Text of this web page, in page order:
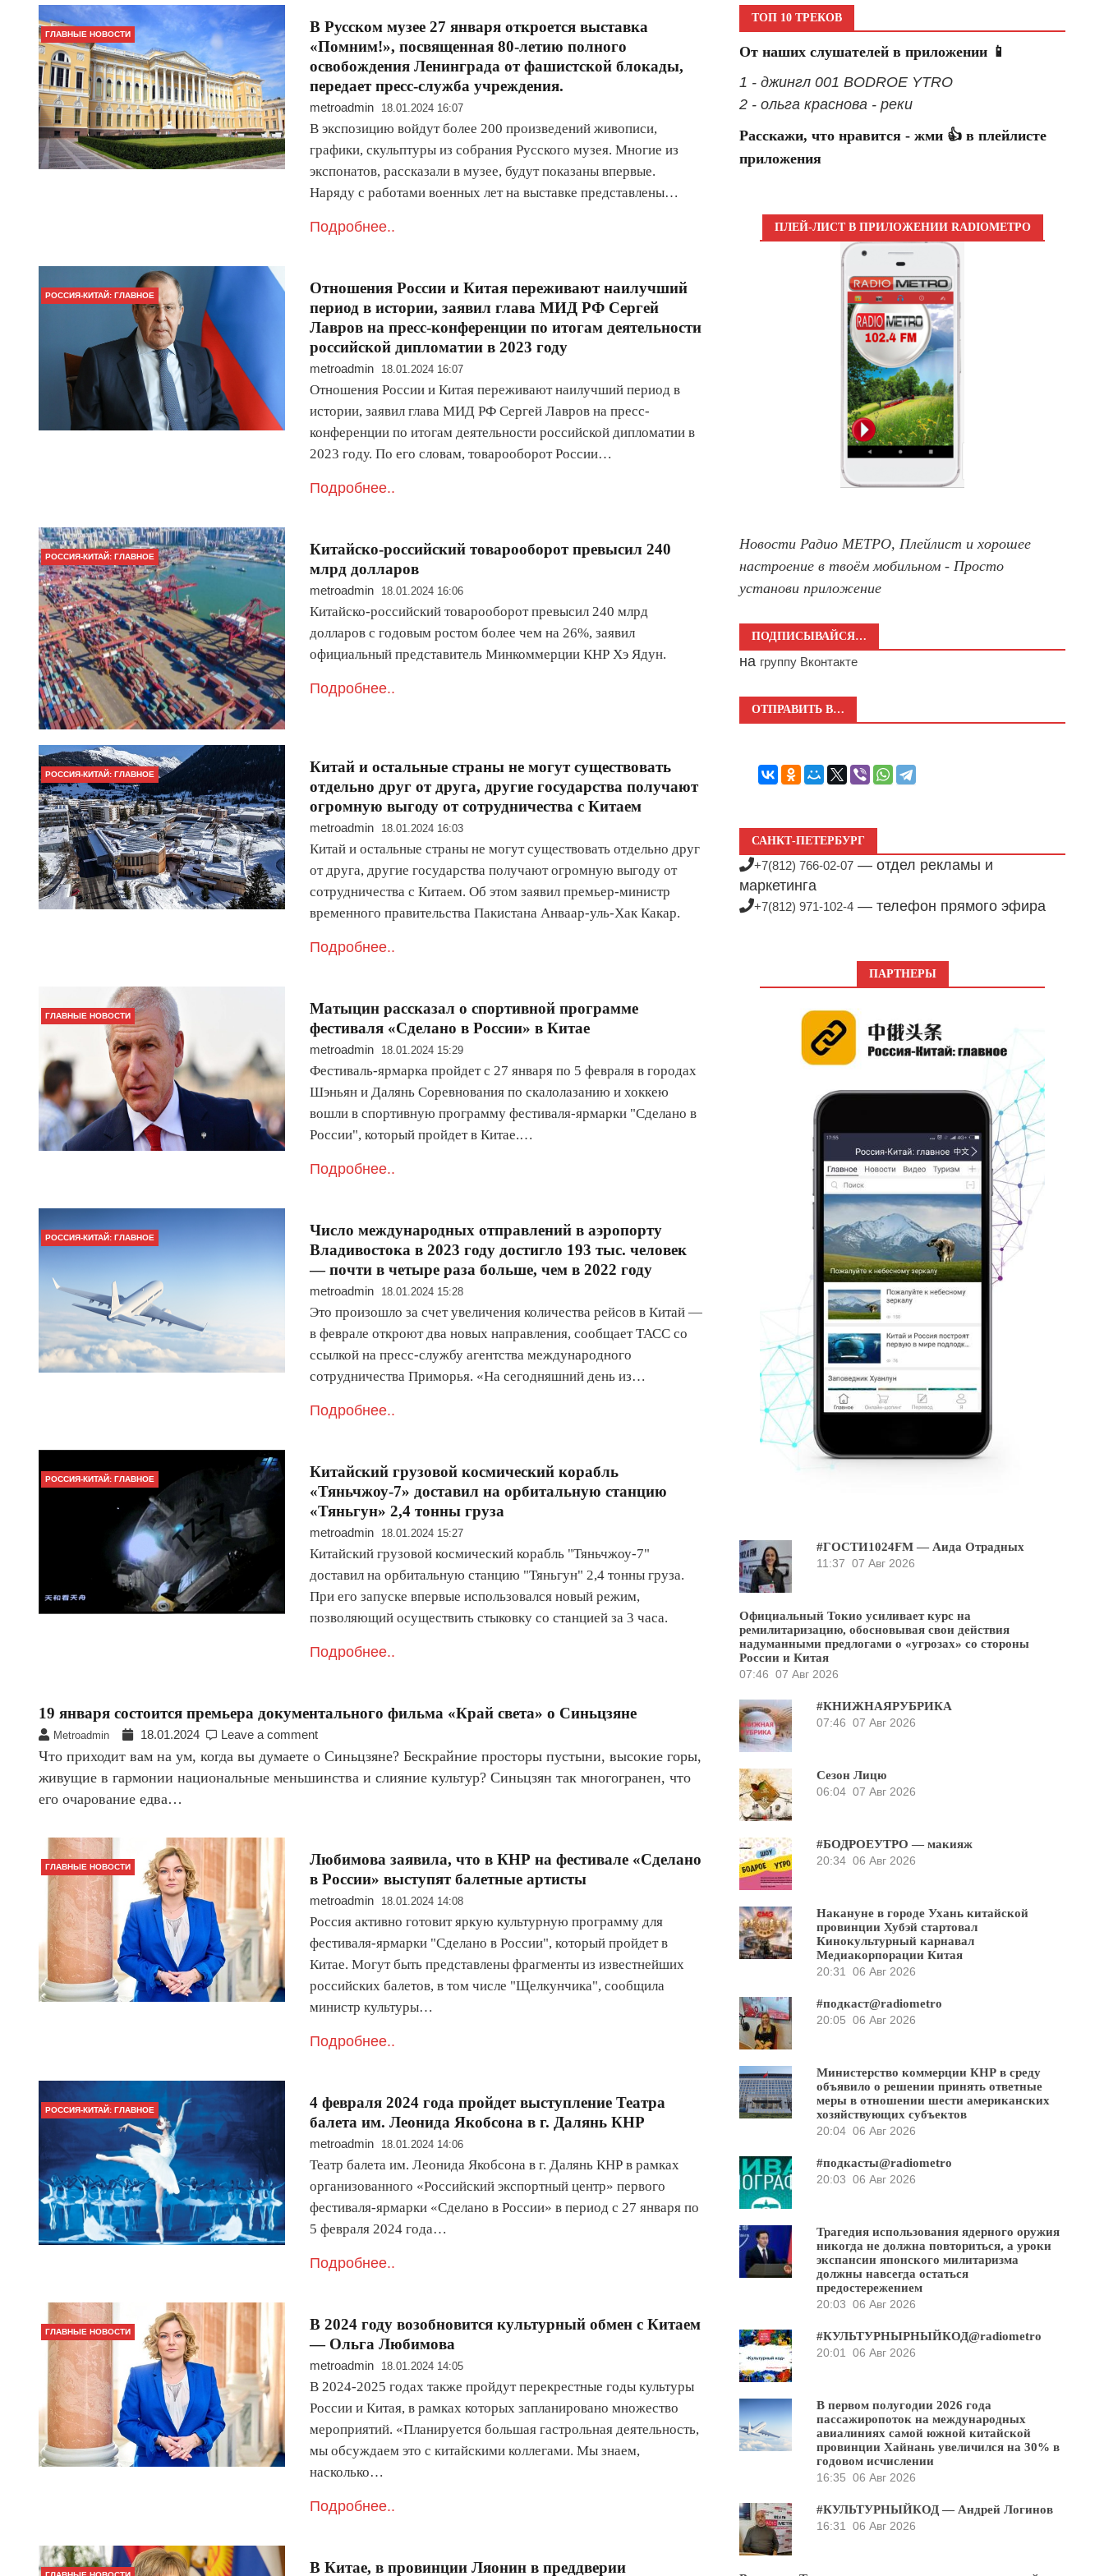
ГЛАВНЫЕ НОВОСТИ
В Русском музее 27 января откроется выставка
«Помним!», посвященная 80-летию полного
освобождения Ленинграда от фашистской блокады,
передает пресс-служба учреждения.
metroadmin 18.01.2024 16:07
В экспозицию войдут более 200 произведений живописи,
графики, скульптуры из собрания Русского музея. Многие из
экспонатов, рассказали в музее, будут показаны впервые.
Наряду с работами военных лет на выставке представлены…
Подробнее..
РОССИЯ-КИТАЙ: ГЛАВНОЕ
Отношения России и Китая переживают наилучший
период в истории, заявил глава МИД РФ Сергей
Лавров на пресс-конференции по итогам деятельности
российской дипломатии в 2023 году
metroadmin 18.01.2024 16:07
Отношения России и Китая переживают наилучший период в
истории, заявил глава МИД РФ Сергей Лавров на пресс-
конференции по итогам деятельности российской дипломатии в
2023 году. По его словам, товарооборот России…
Подробнее..
РОССИЯ-КИТАЙ: ГЛАВНОЕ
Китайско-российский товарооборот превысил 240
млрд долларов
metroadmin 18.01.2024 16:06
Китайско-российский товарооборот превысил 240 млрд
долларов с годовым ростом более чем на 26%, заявил
официальный представитель Минкоммерции КНР Хэ Ядун.
Подробнее..
РОССИЯ-КИТАЙ: ГЛАВНОЕ
Китай и остальные страны не могут существовать
отдельно друг от друга, другие государства получают
огромную выгоду от сотрудничества с Китаем
metroadmin 18.01.2024 16:03
Китай и остальные страны не могут существовать отдельно друг
от друга, другие государства получают огромную выгоду от
сотрудничества с Китаем. Об этом заявил премьер-министр
временного правительства Пакистана Анваар-уль-Хак Какар.
Подробнее..
ГЛАВНЫЕ НОВОСТИ
Матыцин рассказал о спортивной программе
фестиваля «Сделано в России» в Китае
metroadmin 18.01.2024 15:29
Фестиваль-ярмарка пройдет с 27 января по 5 февраля в городах
Шэньян и Далянь Соревнования по скалолазанию и хоккею
вошли в спортивную программу фестиваля-ярмарки "Сделано в
России", который пройдет в Китае.…
Подробнее..
РОССИЯ-КИТАЙ: ГЛАВНОЕ
Число международных отправлений в аэропорту
Владивостока в 2023 году достигло 193 тыс. человек
— почти в четыре раза больше, чем в 2022 году
metroadmin 18.01.2024 15:28
Это произошло за счет увеличения количества рейсов в Китай —
в феврале откроют два новых направления, сообщает ТАСС со
ссылкой на пресс-службу агентства международного
сотрудничества Приморья. «На сегодняшний день из…
Подробнее..
РОССИЯ-КИТАЙ: ГЛАВНОЕ
Китайский грузовой космический корабль
«Тяньчжоу-7» доставил на орбитальную станцию
«Тяньгун» 2,4 тонны груза
metroadmin 18.01.2024 15:27
Китайский грузовой космический корабль "Тяньчжоу-7"
доставил на орбитальную станцию "Тяньгун" 2,4 тонны груза.
При его запуске впервые использовался новый режим,
позволяющий осуществить стыковку со станцией за 3 часа.
Подробнее..
19 января состоится премьера документального фильма «Край света» о Синьцзяне
Metroadmin 18.01.2024 Leave a comment
Что приходит вам на ум, когда вы думаете о Синьцзяне? Бескрайние просторы пустыни, высокие горы,
живущие в гармонии национальные меньшинства и слияние культур? Синьцзян так многогранен, что
его очарование едва…
ГЛАВНЫЕ НОВОСТИ
Любимова заявила, что в КНР на фестивале «Сделано
в России» выступят балетные артисты
metroadmin 18.01.2024 14:08
Россия активно готовит яркую культурную программу для
фестиваля-ярмарки "Сделано в России", который пройдет в
Китае. Могут быть представлены фрагменты из известнейших
российских балетов, в том числе "Щелкунчика", сообщила
министр культуры…
Подробнее..
РОССИЯ-КИТАЙ: ГЛАВНОЕ
4 февраля 2024 года пройдет выступление Театра
балета им. Леонида Якобсона в г. Далянь КНР
metroadmin 18.01.2024 14:06
Театр балета им. Леонида Якобсона в г. Далянь КНР в рамках
организованного «Российский экспортный центр» первого
фестиваля-ярмарки «Сделано в России» в период с 27 января по
5 февраля 2024 года…
Подробнее..
ГЛАВНЫЕ НОВОСТИ
В 2024 году возобновится культурный обмен с Китаем
— Ольга Любимова
metroadmin 18.01.2024 14:05
В 2024-2025 годах также пройдут перекрестные годы культуры
России и Китая, в рамках которых запланировано множество
мероприятий. «Планируется большая гастрольная деятельность,
мы обсуждаем это с китайскими коллегами. Мы знаем,
насколько…
Подробнее..
В Китае, в провинции Ляонин в преддверии
ТОП 10 ТРЕКОВ
От наших слушателей в приложении 📱
1 - джингл 001 BODROE YTRO
2 - ольга краснова - реки
Расскажи, что нравится - жми 👍 в плейлисте
приложения
ПЛЕЙ-ЛИСТ В ПРИЛОЖЕНИИ RADIOМЕТРО
Новости Радио МЕТРО, Плейлист и хорошее
настроение в твоём мобильном - Просто
установи приложение
ПОДПИСЫВАЙСЯ…
на группу Вконтакте
ОТПРАВИТЬ В…
САНКТ-ПЕТЕРБУРГ
+7(812) 766-02-07 — отдел рекламы и
маркетинга
+7(812) 971-102-4 — телефон прямого эфира
ПАРТНЕРЫ
#ГОСТИ1024FM — Аида Отрадных
11:37 07 Авг 2026
Официальный Токио усиливает курс на
ремилитаризацию, обосновывая свои действия
надуманными предлогами о «угрозах» со стороны
России и Китая
07:46 07 Авг 2026
#КНИЖНАЯРУБРИКА
07:46 07 Авг 2026
Сезон Лицю
06:04 07 Авг 2026
#БОДРОЕУТРО — макияж
20:34 06 Авг 2026
Накануне в городе Ухань китайской
провинции Хубэй стартовал
Кинокультурный карнавал
Медиакорпорации Китая
20:31
06 Авг 2026
#подкаст@radiometro
20:05 06 Авг 2026
Министерство коммерции КНР в среду
объявило о решении принять ответные
меры в отношении шести американских
хозяйствующих субъектов
20:04 06 Авг 2026
#подкасты@radiometro
20:03 06 Авг 2026
Трагедия использования ядерного оружия
никогда не должна повториться, а уроки
экспансии японского милитаризма
должны навсегда остаться
предостережением
20:03 06 Авг 2026
#КУЛЬТУРНЫРНЫЙКОД@radiometro
20:01
06 Авг 2026
В первом полугодии 2026 года
пассажиропоток на международных
авиалиниях самой южной китайской
провинции Хайнань увеличился на 30% в
годовом исчислении
16:35 06 Авг 2026
#КУЛЬТУРНЫЙКОД — Андрей Логинов
16:31
06 Авг 2026